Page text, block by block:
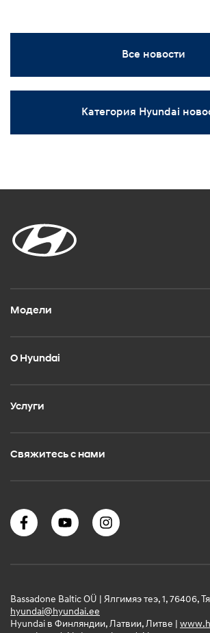
Все новости
Категория Hyundai
Модели
О Hyundai
Услуги
Свяжитесь с нами
Bassadone Baltic OÜ | Ялгимяэ теэ, 1, 76406,
hyundai@hyundai.ee
Hyundai в Финляндии, Латвии, Литве |